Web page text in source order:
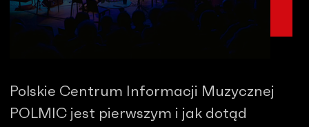
Polskie Centrum Informacji Muzycznej
POLMIC jest pierwszym i jak dotąd